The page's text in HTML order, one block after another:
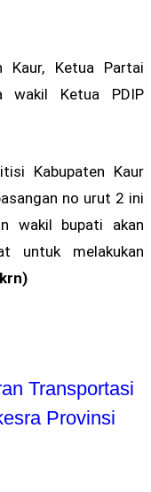
Kaur, Ketua Partai
wakil Ketua PDIP
Kabupaten Kaur
no urut 2 ini
wakil bupati akan
untuk melakukan
Transportasi
Provinsi